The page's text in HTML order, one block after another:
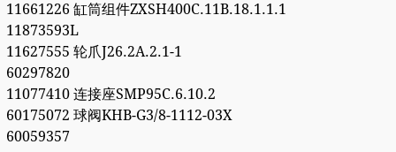
11661226 缸筒组件ZXSH400C.11B.18.1.1.1
11873593L
11627555 轮爪J26.2A.2.1-1
60297820
11077410 连接座SMP95C.6.10.2
60175072 球阀KHB-G3/8-1112-03X
60059357